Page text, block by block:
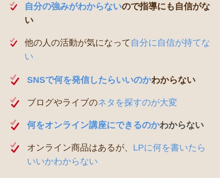
自分の強みがわからないので指導にも自信がな
い
他の人の活動が気になって 自分に自信が持てな
い
SNSで何を発信したらいいのかわからない
ブログやライブのネタを探すのが大変
何をオンライン講座にできるのかわからない
オンライン商品はあるが、 LPに何を書いたら
いいかわからない